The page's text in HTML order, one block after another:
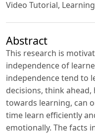
Video Tutorial,
Abstract
This research is
independence of
independence tend to
decisions, think
towards learning, can
time learn efficiently
emotionally. The facts